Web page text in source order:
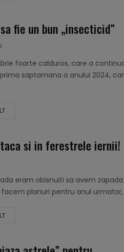
fie un bun „insecticid”
foarte calduros, care a
saptamana a anului 2024,
si in ferestrele iernii!
eram obisnuiti sa avem
planuri pentru anul urmator,